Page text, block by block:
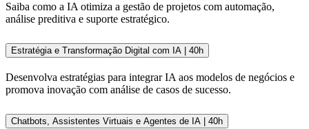
Saiba como a IA otimiza a gestão de projetos com automação,
análise preditiva e suporte estratégico.
Estratégia e Transformação Digital com IA | 40h
Desenvolva estratégias para integrar IA aos modelos de negócios e
promova inovação com análise de casos de sucesso.
Chatbots, Assistentes Virtuais e Agentes de IA | 40h